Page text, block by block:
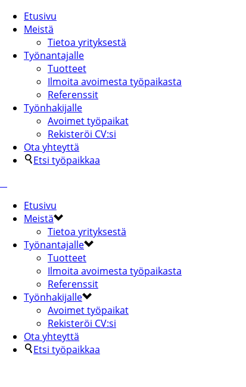
Etusivu
Meistä
Tietoa yrityksestä
Työnantajalle
Tuotteet
Ilmoita avoimesta työpaikasta
Referenssit
Työnhakijalle
Avoimet työpaikat
Rekisteröi CV:si
Ota yhteyttä
Etsi työpaikkaa
Etusivu
Meistä
Tietoa yrityksestä
Työnantajalle
Tuotteet
Ilmoita avoimesta työpaikasta
Referenssit
Työnhakijalle
Avoimet työpaikat
Rekisteröi CV:si
Ota yhteyttä
Etsi työpaikkaa